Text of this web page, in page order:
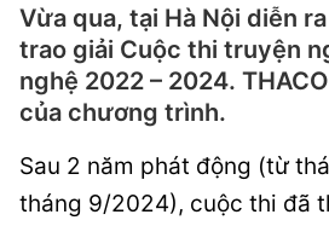
Vừa qua, tại Hà Nội diễn
trao giải Cuộc thi truyện
nghệ 2022 – 2024.
của chương trình.
Sau 2 năm phát động (từ
tháng 9/2024), cuộc thi đã